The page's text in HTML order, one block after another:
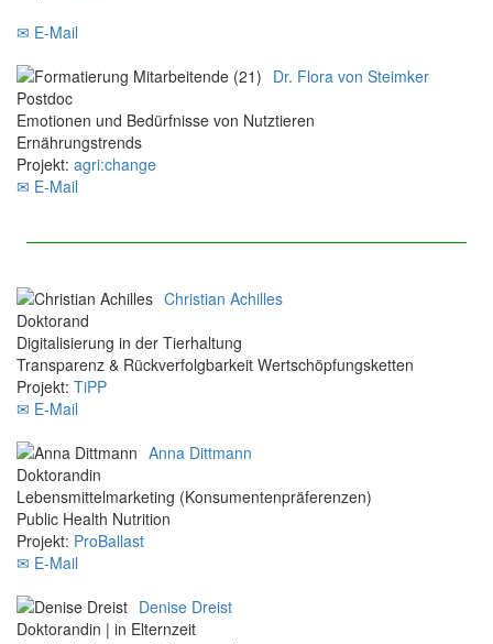
✉ E-Mail
Dr. Flora von Steimker
Postdoc
Emotionen und Bedürfnisse von Nutztieren
Ernährungstrends
Projekt: agri:change
✉ E-Mail
Christian Achilles
Doktorand
Digitalisierung in der Tierhaltung
Transparenz & Rückverfolgbarkeit Wertschöpfungsketten
Projekt: TiPP
✉ E-Mail
Anna Dittmann
Doktorandin
Lebensmittelmarketing (Konsumentenpräferenzen)
Public Health Nutrition
Projekt: ProBallast
✉ E-Mail
Denise Dreist
Doktorandin | in Elternzeit